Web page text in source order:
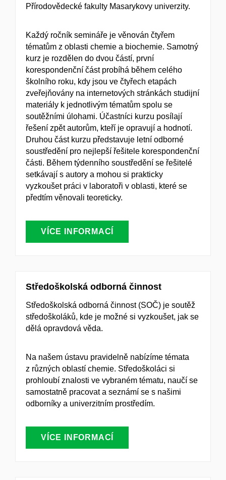
Přírodovědecké fakulty Masarykovy univerzity.
Každý ročník semináře je věnován čtyřem
tématům z oblasti chemie a biochemie. Samotný
kurz je rozdělen do dvou částí, první
korespondenční část probíhá během celého
školního roku, kdy jsou ve čtyřech etapách
zveřejňovány na internetových stránkách studijní
materiály k jednotlivým tématům spolu se
soutěžními úlohami. Účastníci kurzu posílají
řešení zpět autorům, kteří je opravují a hodnotí.
Druhou část kurzu představuje letní odborné
soustředění pro nejlepší řešitele korespondenční
části. Během týdenního soustředění se řešitelé
setkávají s autory a mohou si prakticky
vyzkoušet práci v laboratoři v oblasti, které se
předtím věnovali teoreticky.
VÍCE INFORMACÍ
Středoškolská odborná činnost
Středoškolská odborná činnost (SOČ) je soutěž
středoškoláků, kde je možné si vyzkoušet, jak se
dělá opravdová věda.
Na našem ústavu pravidelně nabízíme témata
z různých oblastí chemie. Středoškoláci si
prohloubí znalosti ve vybraném tématu, naučí se
samostatně pracovat a seznámí se s našimi
odborníky a univerzitním prostředím.
VÍCE INFORMACÍ